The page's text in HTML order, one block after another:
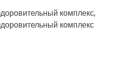
комплекс,
комплекс